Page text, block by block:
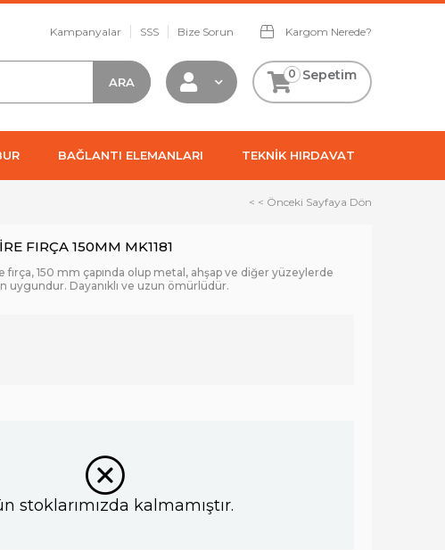
Kampanyalar SSS Bize Sorun Kargom Nerede?
Sepetim
0
BAĞLANTI ELEMANLARI TEKNİK HIRDAVAT
< < Önceki Sayfaya Dön
FIRÇA 150MM MK1181
fırça, 150 mm çapında olup metal, ahşap ve diğer yüzeylerde
uygundur. Dayanıklı ve uzun ömürlüdür.
stoklarımızda kalmamıştır.